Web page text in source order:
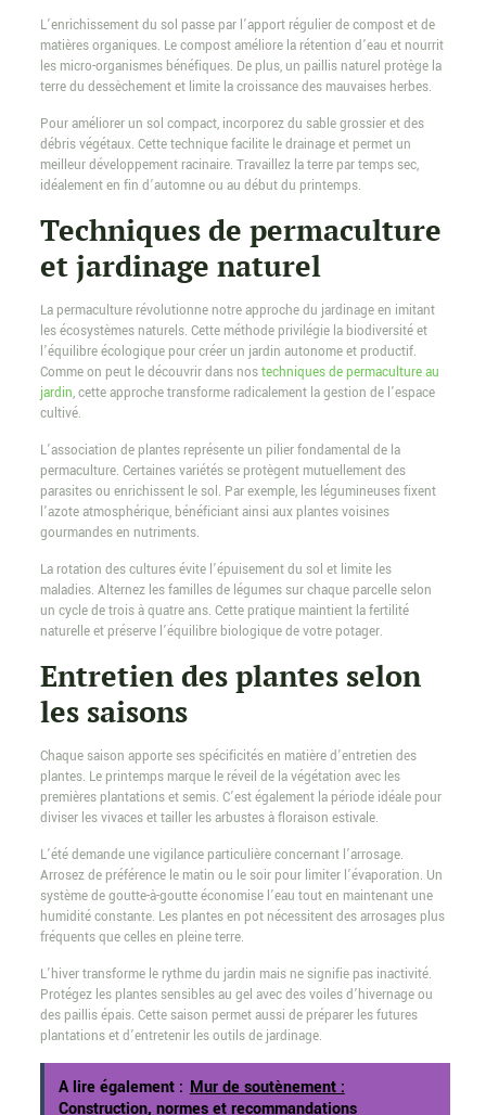
L’enrichissement du sol passe par l’apport régulier de compost et de
matières organiques. Le compost améliore la rétention d’eau et nourrit
les micro-organismes bénéfiques. De plus, un paillis naturel protège la
terre du dessèchement et limite la croissance des mauvaises herbes.
Pour améliorer un sol compact, incorporez du sable grossier et des
débris végétaux. Cette technique facilite le drainage et permet un
meilleur développement racinaire. Travaillez la terre par temps sec,
idéalement en fin d’automne ou au début du printemps.
Techniques de permaculture
et jardinage naturel
La permaculture révolutionne notre approche du jardinage en imitant
les écosystèmes naturels. Cette méthode privilégie la biodiversité et
l’équilibre écologique pour créer un jardin autonome et productif.
Comme on peut le découvrir dans nostechniques de permaculture au
jardin, cette approche transforme radicalement la gestion de l’espace
cultivé.
L’association de plantes représente un pilier fondamental de la
permaculture. Certaines variétés se protègent mutuellement des
parasites ou enrichissent le sol. Par exemple, les légumineuses fixent
l’azote atmosphérique, bénéficiant ainsi aux plantes voisines
gourmandes en nutriments.
La rotation des cultures évite l’épuisement du sol et limite les
maladies. Alternez les familles de légumes sur chaque parcelle selon
un cycle de trois à quatre ans. Cette pratique maintient la fertilité
naturelle et préserve l’équilibre biologique de votre potager.
Entretien des plantes selon
les saisons
Chaque saison apporte ses spécificités en matière d’entretien des
plantes. Le printemps marque le réveil de la végétation avec les
premières plantations et semis. C’est également la période idéale pour
diviser les vivaces et tailler les arbustes à floraison estivale.
L’été demande une vigilance particulière concernant l’arrosage.
Arrosez de préférence le matin ou le soir pour limiter l’évaporation. Un
système de goutte-à-goutte économise l’eau tout en maintenant une
humidité constante. Les plantes en pot nécessitent des arrosages plus
fréquents que celles en pleine terre.
L’hiver transforme le rythme du jardin mais ne signifie pas inactivité.
Protégez les plantes sensibles au gel avec des voiles d’hivernage ou
des paillis épais. Cette saison permet aussi de préparer les futures
plantations et d’entretenir les outils de jardinage.
A lire également : Mur de soutènement :
Construction, normes et recommandations